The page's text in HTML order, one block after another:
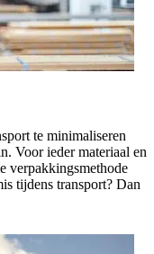
te minimaliseren
Voor ieder materiaal en
verpakkingsmethode
tijdens transport? Dan